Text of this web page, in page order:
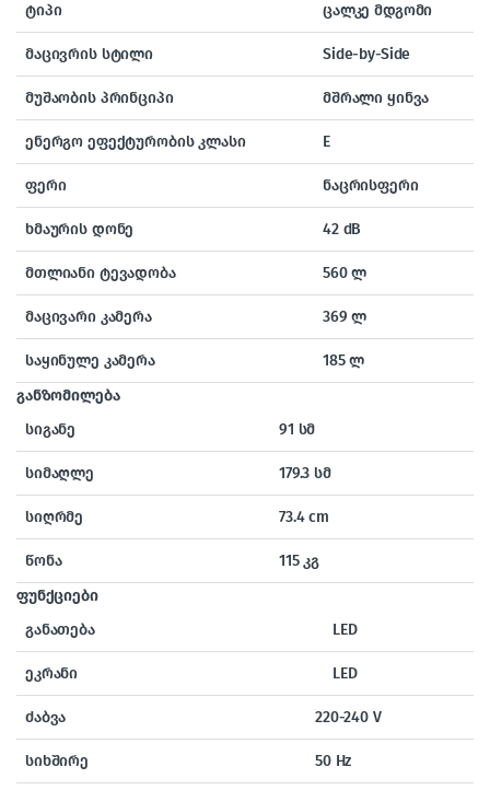
ტიპი ცალკე მდგომი
მაცივრის სტილი Side-by-Side
მუშაობის პრინციპი მშრალი ყინვა
ენერგო ეფექტურობის კლასი E
ფერი ნაცრისფერი
ხმაურის დონე 42 dB
მთლიანი ტევადობა 560 ლ
მაცივარი კამერა 369 ლ
საყინულე კამერა
185 ლ
განზომილება
სიგანე
91 სმ
სიმაღლე 179.3 სმ
სიღრმე 73.4 cm
წონა
115 კგ
ფუნქციები
განათება
LED
ეკრანი LED
ძაბვა 220-240 V
სიხშირე 50 Hz